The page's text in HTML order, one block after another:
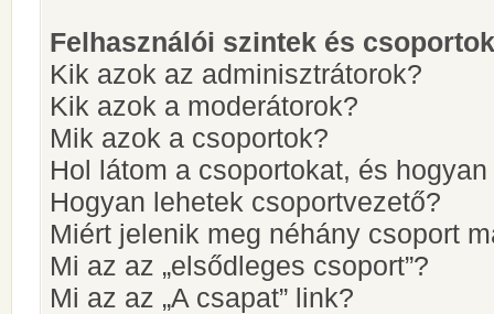
Felhasználói szintek és csoportok
Kik azok az adminisztrátorok?
Kik azok a moderátorok?
Mik azok a csoportok?
Hol látom a csoportokat, és
Hogyan lehetek csoportvezető?
Miért jelenik meg néhány csoport
Mi az az „elsődleges csoport”?
Mi az az „A csapat” link?